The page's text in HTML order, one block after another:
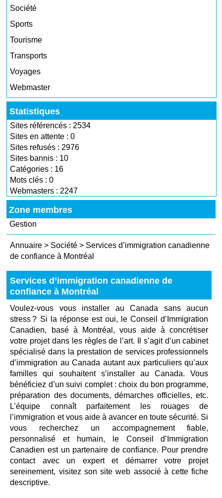
Société
Sports
Tourisme
Transports
Voyages
Webmaster
Statistiques
Sites référencés : 2534
Sites en attente : 0
Sites refusés : 2976
Sites bannis : 10
Catégories : 16
Mots clés : 0
Webmasters : 2247
Zone membres
Gestion
Annuaire > Société > Services d’immigration canadienne
de confiance à Montréal
Services d’immigration canadienne de
confiance à Montréal
Voulez-vous vous installer au Canada sans aucun
stress ? Si la réponse est oui, le Conseil d’Immigration
Canadien, basé à Montréal, vous aide à concrétiser
votre projet dans les règles de l’art. Il s’agit d’un cabinet
spécialisé dans la prestation de services professionnels
d’immigration au Canada autant aux particuliers qu’aux
familles qui souhaitent s’installer au Canada. Vous
bénéficiez d’un suivi complet : choix du bon programme,
préparation des documents, démarches officielles, etc.
L’équipe connaît parfaitement les rouages de
l’immigration et vous aide à avancer en toute sécurité. Si
vous recherchez un accompagnement fiable,
personnalisé et humain, le Conseil d’Immigration
Canadien est un partenaire de confiance. Pour prendre
contact avec un expert et démarrer votre projet
sereinement, visitez son site web associé à cette fiche
descriptive.